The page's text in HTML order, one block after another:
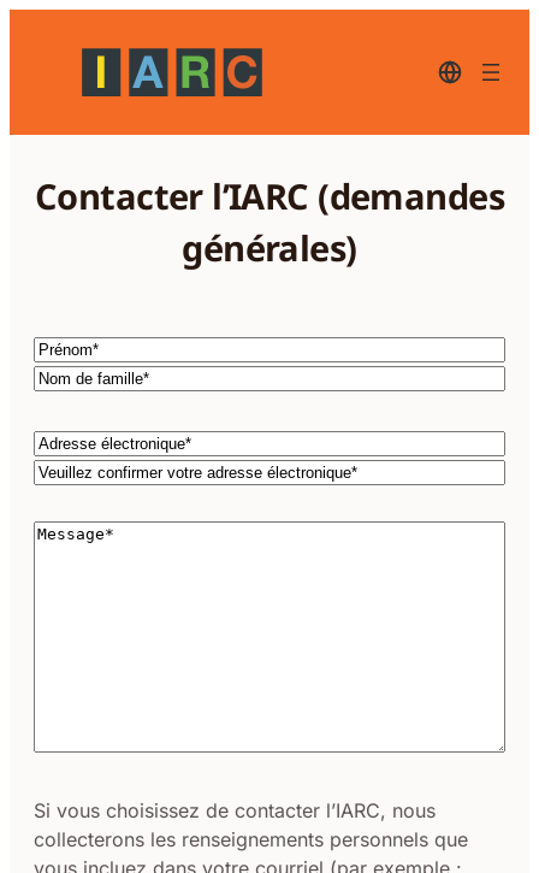
Français-
cliquez
de
langue.
Contacter l’IARC (demandes
générales)
Nom
Prénom*
de
famille*
Courriel
Adresse
confirmer
Commentaires
Consentement
Si vous choisissez de contacter l’IARC, nous
collecterons les renseignements personnels que